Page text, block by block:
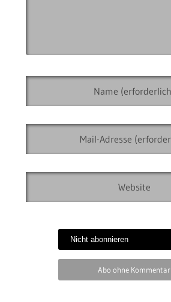
Abo ohne Kommentar